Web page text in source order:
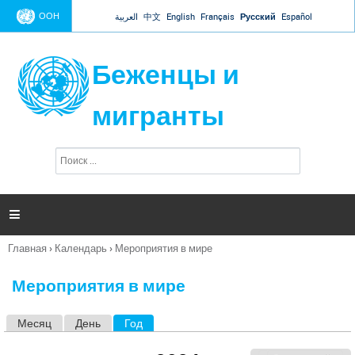
Jump to navigation
ООН العربية 中文 English Français Русский Español
Беженцы и
мигранты
п
и

Вы
Главная › Календарь › Мероприятия в мире
Мероприятия в мире
Месяц День Год